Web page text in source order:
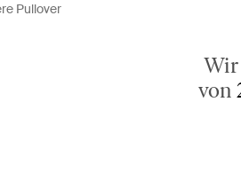
Pullover
Wir
von